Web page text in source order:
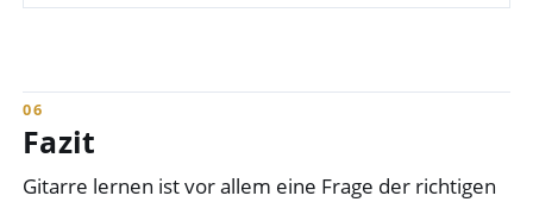
Fazit
Gitarre lernen ist vor allem eine Frage der richtigen